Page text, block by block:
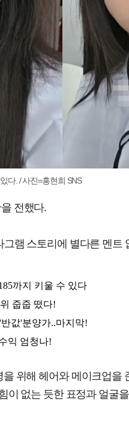
다. / 사진=홍현희 SNS
전했다.
램 스토리에 별다른 멘트
위해 헤어와 메이크업을
이 없는 듯한 표정과 얼굴